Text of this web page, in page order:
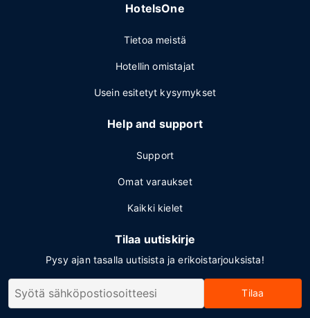
HotelsOne
Tietoa meistä
Hotellin omistajat
Usein esitetyt kysymykset
Help and support
Support
Omat varaukset
Kaikki kielet
Tilaa uutiskirje
Pysy ajan tasalla uutisista ja erikoistarjouksista!
Tilaa